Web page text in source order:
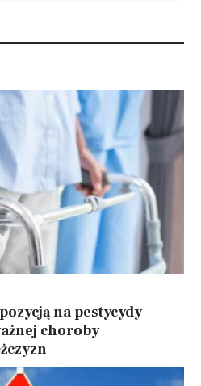
na pestycydy
choroby